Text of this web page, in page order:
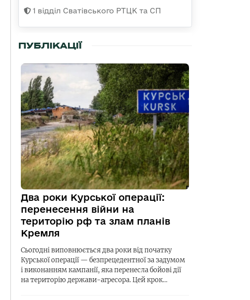
1 відділ Сватівського РТЦК та СП
ПУБЛІКАЦІЇ
Два роки Курської операції:
перенесення війни на
територію рф та злам планів
Кремля
Сьогодні виповнюється два роки від початку
Курської операції — безпрецедентної за задумом
і виконанням кампанії, яка перенесла бойові дії
на територію держави-агресора. Цей крок…